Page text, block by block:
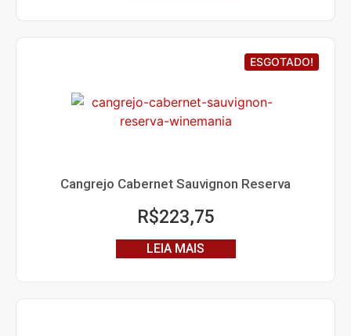
ESGOTADO!
Cangrejo Cabernet Sauvignon Reserva
R$223,75
LEIA MAIS